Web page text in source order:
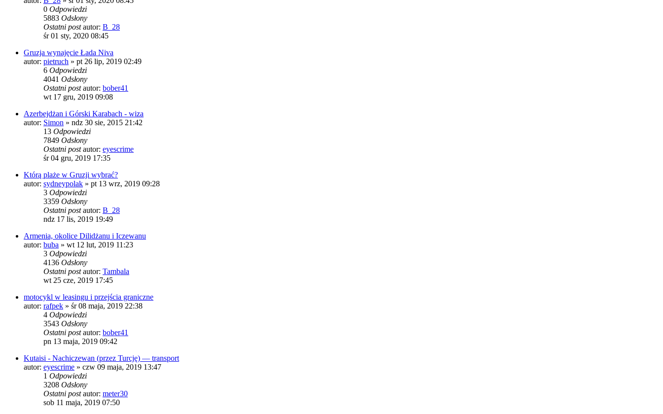
0 Odpowiedzi
5883 Odsłony
Ostatni postautor: B_28
śr 01 sty, 2020 08:45
Gruzja wynajęcie Łada Niva
autor: pietruch » pt 26 lip, 2019 02:49
6 Odpowiedzi
4041 Odsłony
Ostatni postautor: bober41
wt 17 gru, 2019 09:08
Azerbejdżan i Górski Karabach - wiza
autor: Simon » ndz 30 sie, 2015 21:42
13 Odpowiedzi
7849 Odsłony
Ostatni postautor: eyescrime
śr 04 gru, 2019 17:35
Którą plaże w Gruzji wybrać?
autor: sydneypolak » pt 13 wrz, 2019 09:28
3 Odpowiedzi
3359 Odsłony
Ostatni postautor: B_28
ndz 17 lis, 2019 19:49
Armenia, okolice Dilidżanu i Iczewanu
autor: buba » wt 12 lut, 2019 11:23
3 Odpowiedzi
4136 Odsłony
Ostatni postautor: Tambala
wt 25 cze, 2019 17:45
motocykl w leasingu i przejścia graniczne
autor: rafpek » śr 08 maja, 2019 22:38
4 Odpowiedzi
3543 Odsłony
Ostatni postautor: bober41
pn 13 maja, 2019 09:42
Kutaisi - Nachiczewan (przez Turcję) — transport
autor: eyescrime » czw 09 maja, 2019 13:47
1 Odpowiedzi
3208 Odsłony
Ostatni postautor: meter30
sob 11 maja, 2019 07:50